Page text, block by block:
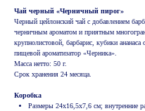
Чай черный «Черничный пирог»
Черный цейлонский чай с добавлением
черничным ароматом и приятным
крупнолистовой, барбарис, кубики
пищевой ароматизатор «Черника».
Масса нетто: 50 г.
Срок хранения 24 месяца.
Коробка
Размеры 24х16,5х7,6 см; внутренние